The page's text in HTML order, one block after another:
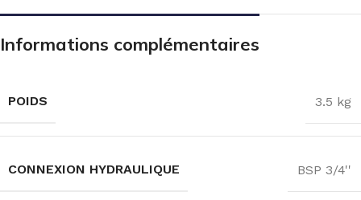
Informations complémentaires
POIDS 3.5 kg
CONNEXION HYDRAULIQUE BSP 3/4''